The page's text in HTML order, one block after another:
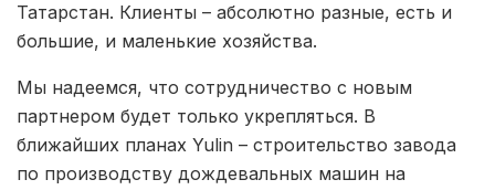
Татарстан. Клиенты – абсолютно разные, есть и
большие, и маленькие хозяйства.
Мы надеемся, что сотрудничество с новым
партнером будет только укрепляться. В
ближайших планах Yulin – строительство завода
по производству дождевальных машин на